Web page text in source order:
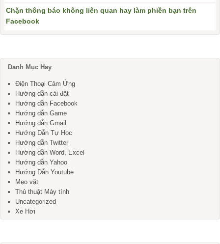
Chặn thông báo không liên quan hay làm phiền bạn trên
Facebook
Danh Mục Hay
Điện Thoại Cảm Ứng
Hướng dẫn cài đặt
Hướng dẫn Facebook
Hướng dẫn Game
Hướng dẫn Gmail
Hướng Dẫn Tự Học
Hướng dẫn Twitter
Hướng dẫn Word, Excel
Hướng dẫn Yahoo
Hướng Dẫn Youtube
Mẹo vặt
Thủ thuật Máy tính
Uncategorized
Xe Hơi